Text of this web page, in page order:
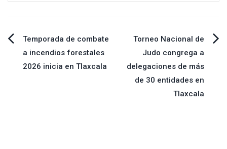
Navegación
de
Temporada de combate
a incendios forestales
2026 inicia en Tlaxcala
Torneo Nacional de
Judo congrega a
delegaciones de más
de 30 entidades en
Tlaxcala